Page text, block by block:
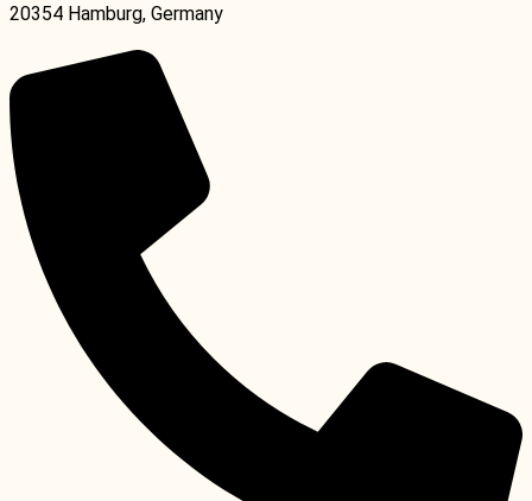
20354 Hamburg, Germany